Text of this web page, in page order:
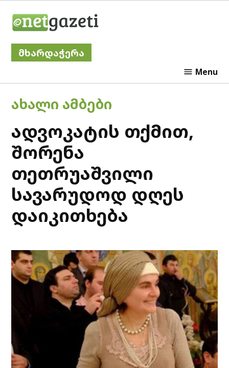
მხარდაჭერა
Menu
POSTED
ᲐᲮᲐᲚᲘ ᲐᲛᲑᲔᲑᲘ
ადვოკატის თქმით,
შორენა
თეთრუაშვილი
სავარუდოდ დღეს
დაიკითხება